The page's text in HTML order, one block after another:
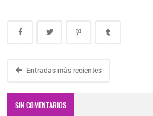
Entradas más recientes
SIN COMENTARIOS